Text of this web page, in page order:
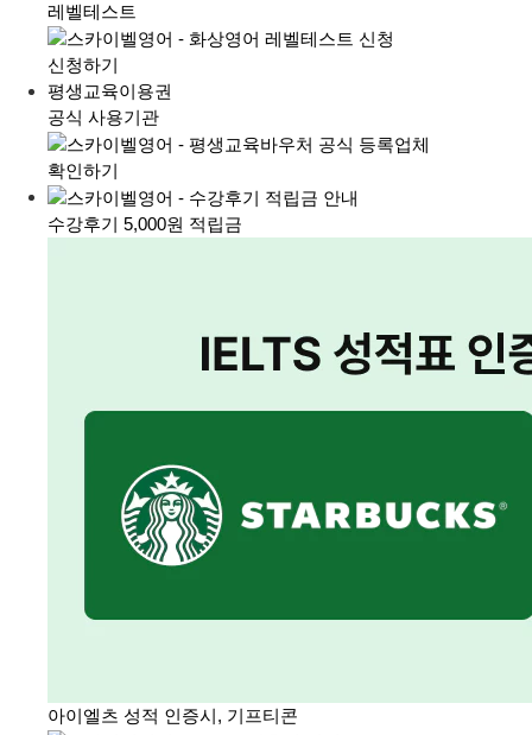
레벨테스트
신청하기
평생교육이용권
공식 사용기관
확인하기
수강후기 5,000원 적립금
아이엘츠 성적 인증시, 기프티콘